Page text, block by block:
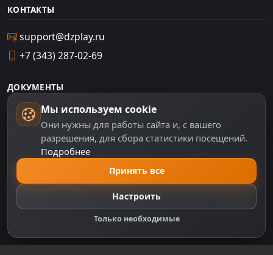
КОНТАКТЫ
support@dzplay.ru
+7 (343) 287-02-69
ДОКУМЕНТЫ
Пользовательское соглашение
Политика персональных данных
Правила оплаты
Настройки cookie
Правообладателям
Правила сообщества
Мы используем cookie
Они нужны для работы сайта и, с вашего
разрешения, для сбора статистики посещений.
Подробнее
Принять все
Настроить
Только необходимые